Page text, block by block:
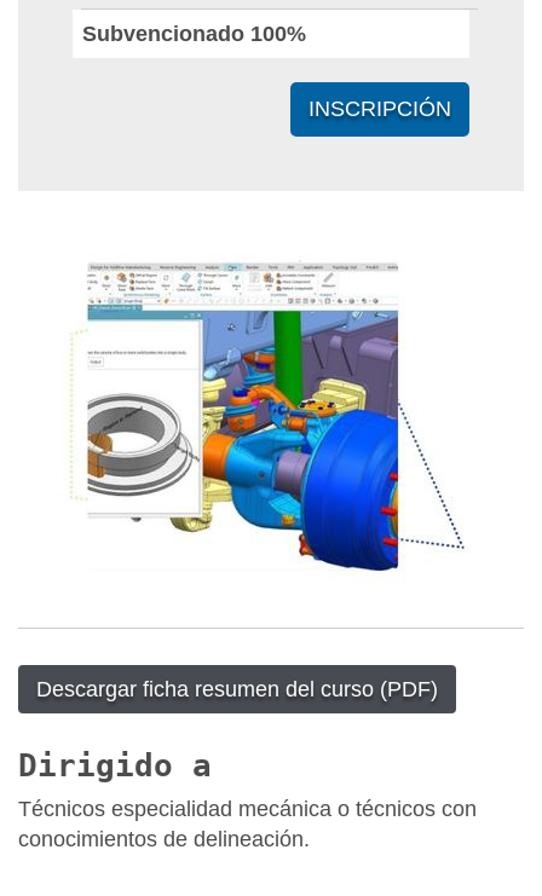
Subvencionado 100%
INSCRIPCIÓN
Descargar ficha resumen del curso (PDF)
Dirigido a
Técnicos especialidad mecánica o técnicos con
conocimientos de delineación.